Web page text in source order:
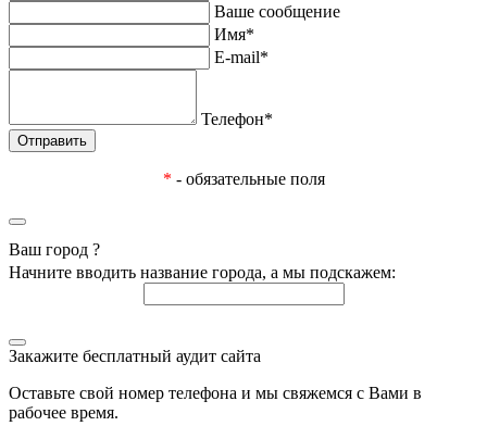
Ваше сообщение
Имя*
E-mail*
Телефон*
* - обязательные поля
Ваш город ?
Начните вводить название города, а мы подскажем:
Закажите бесплатный аудит сайта
Оставьте свой номер телефона и мы свяжемся с Вами в
рабочее время.